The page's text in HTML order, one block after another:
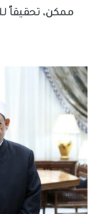
ممكن، تحقيقاً